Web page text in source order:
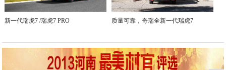
新一代瑞虎7 /瑞虎7 PRO 质量可靠，奇瑞全新一代瑞虎7